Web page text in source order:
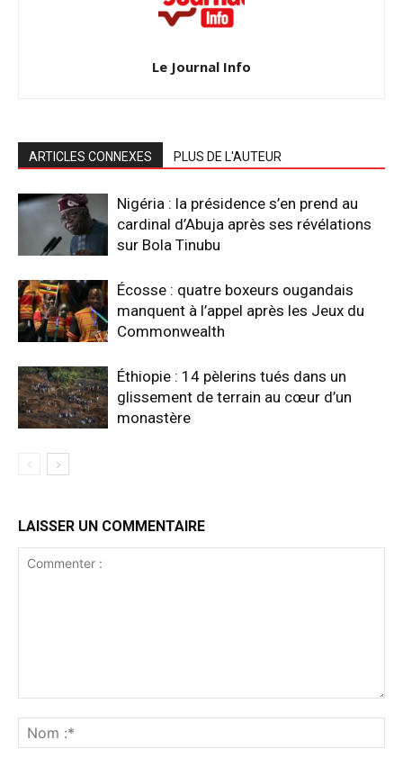
Le Journal Info
ARTICLES CONNEXES PLUS DE L'AUTEUR
Nigéria : la présidence s’en prend au
cardinal d’Abuja après ses révélations
sur Bola Tinubu
Écosse : quatre boxeurs ougandais
manquent à l’appel après les Jeux du
Commonwealth
Éthiopie : 14 pèlerins tués dans un
glissement de terrain au cœur d’un
monastère
LAISSER UN COMMENTAIRE